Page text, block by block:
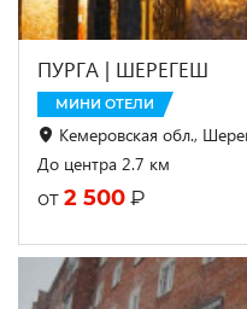
ПУРГА | ШЕРЕГЕШ
МИНИ ОТЕЛИ
Кемеровская обл.,
До центра 2.7 км
от 2 500 ₽